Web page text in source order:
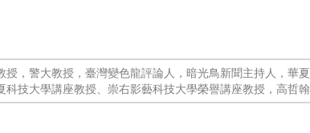
，警大教授，臺灣變色龍評論人，暗光鳥新聞主持人，華夏
技大學講座教授、崇右影藝科技大學榮譽講座教授，高哲翰